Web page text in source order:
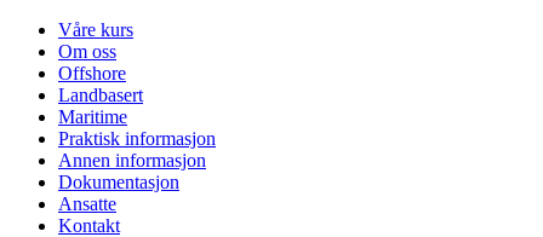
Våre kurs
Om oss
Offshore
Landbasert
Maritime
Praktisk informasjon
Annen informasjon
Dokumentasjon
Ansatte
Kontakt